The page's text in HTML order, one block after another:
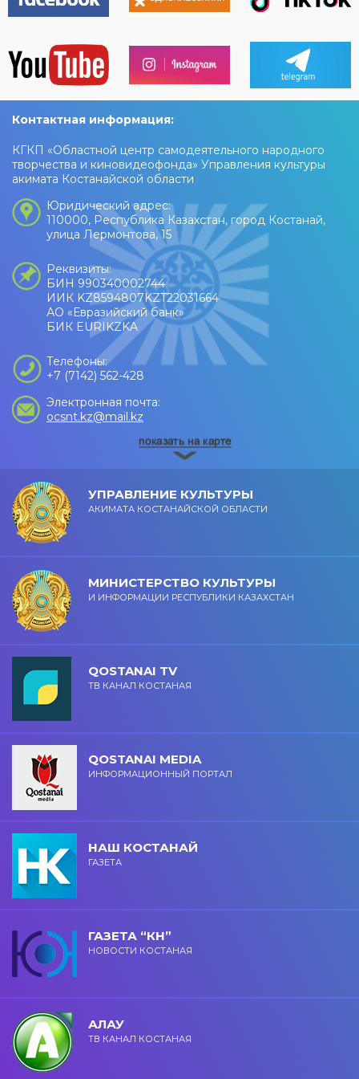
Контактная информация:
КГКП «Областной центр самодеятельного народного
творчества и киновидеофонда» Управления культуры
акимата Костанайской области
Юридический адрес:
110000, Республика Казахстан, город Костанай,
улица Лермонтова, 15
Реквизиты:
БИН 990340002744
ИИК KZ8594807KZT22031664
АО «Евразийский банк»
БИК EURIKZKA
Телефоны:
+7 (7142) 562-428
Электронная почта:
ocsnt.kz@mail.kz
УПРАВЛЕНИЕ КУЛЬТУРЫ
АКИМАТА КОСТАНАЙСКОЙ ОБЛАСТИ
МИНИСТЕРСТВО КУЛЬТУРЫ
И ИНФОРМАЦИИ РЕСПУБЛИКИ КАЗАХСТАН
QOSTANAI TV
ТВ КАНАЛ КОСТАНАЯ
QOSTANAI MEDIA
ИНФОРМАЦИОННЫЙ ПОРТАЛ
НАШ КОСТАНАЙ
ГАЗЕТА
ГАЗЕТА “КН”
НОВОСТИ КОСТАНАЯ
АЛАУ
ТВ КАНАЛ КОСТАНАЯ